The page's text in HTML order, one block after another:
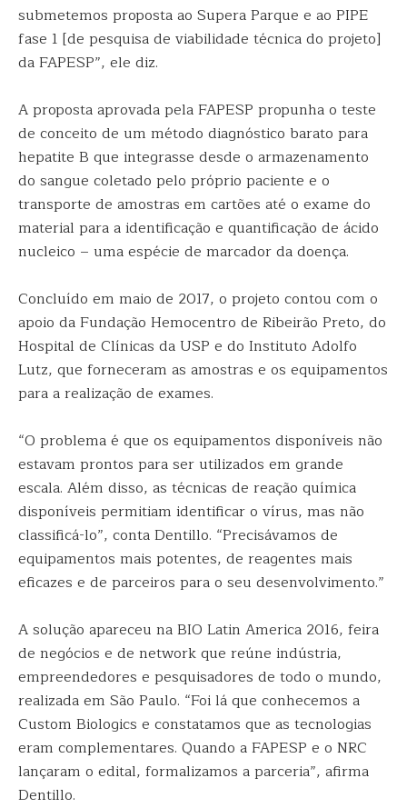
submetemos proposta ao Supera Parque e ao PIPE
fase 1 [de pesquisa de viabilidade técnica do projeto]
da FAPESP”, ele diz.
A proposta aprovada pela FAPESP propunha o teste
de conceito de um método diagnóstico barato para
hepatite B que integrasse desde o armazenamento
do sangue coletado pelo próprio paciente e o
transporte de amostras em cartões até o exame do
material para a identificação e quantificação de ácido
nucleico – uma espécie de marcador da doença.
Concluído em maio de 2017, o projeto contou com o
apoio da Fundação Hemocentro de Ribeirão Preto, do
Hospital de Clínicas da USP e do Instituto Adolfo
Lutz, que forneceram as amostras e os equipamentos
para a realização de exames.
“O problema é que os equipamentos disponíveis não
estavam prontos para ser utilizados em grande
escala. Além disso, as técnicas de reação química
disponíveis permitiam identificar o vírus, mas não
classificá-lo”, conta Dentillo. “Precisávamos de
equipamentos mais potentes, de reagentes mais
eficazes e de parceiros para o seu desenvolvimento.”
A solução apareceu na BIO Latin America 2016, feira
de negócios e de network que reúne indústria,
empreendedores e pesquisadores de todo o mundo,
realizada em São Paulo. “Foi lá que conhecemos a
Custom Biologics e constatamos que as tecnologias
eram complementares. Quando a FAPESP e o NRC
lançaram o edital, formalizamos a parceria”, afirma
Dentillo.